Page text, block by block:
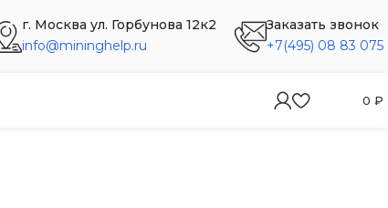
г. Москва ул. Горбунова 12к2
info@mininghelp.ru
Заказать звонок
+7(495) 08 83 075
0 ₽